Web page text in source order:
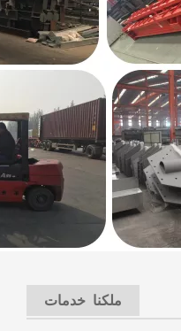
ملكنا خدمات